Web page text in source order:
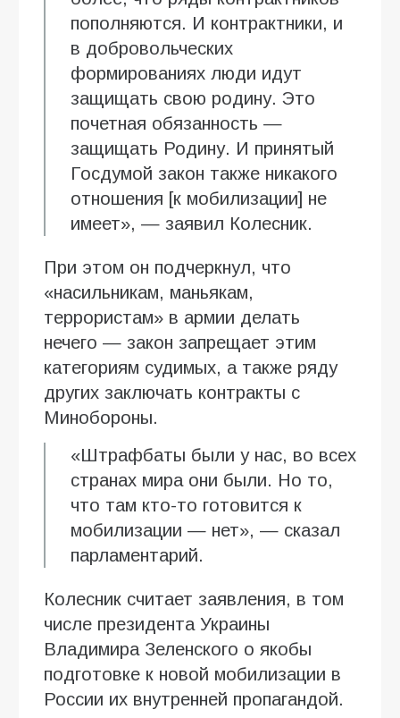
пополняются. И контрактники, и
в добровольческих
формированиях люди идут
защищать свою родину. Это
почетная обязанность —
защищать Родину. И принятый
Госдумой закон также никакого
отношения [к мобилизации] не
имеет», — заявил Колесник.
При этом он подчеркнул, что
«насильникам, маньякам,
террористам» в армии делать
нечего — закон запрещает этим
категориям судимых, а также ряду
других заключать контракты с
Минобороны.
«Штрафбаты были у нас, во всех
странах мира они были. Но то,
что там кто-то готовится к
мобилизации — нет», — сказал
парламентарий.
Колесник считает заявления, в том
числе президента Украины
Владимира Зеленского о якобы
подготовке к новой мобилизации в
России их внутренней пропагандой.